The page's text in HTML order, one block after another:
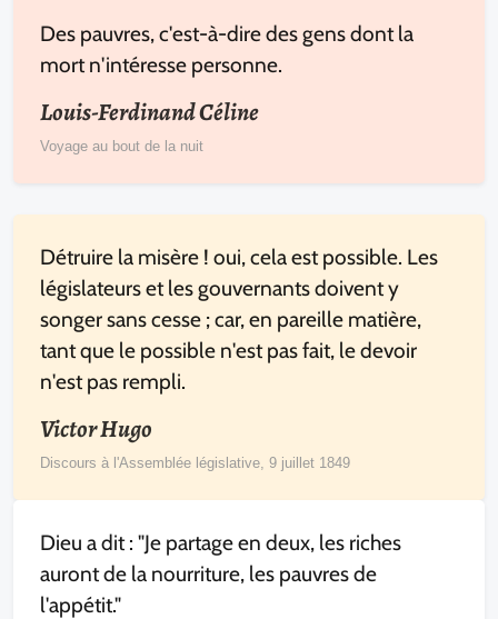
Des pauvres, c'est-à-dire des gens dont la
mort n'intéresse personne.
Louis-Ferdinand Céline
Voyage au bout de la nuit
Détruire la misère ! oui, cela est possible. Les
législateurs et les gouvernants doivent y
songer sans cesse ; car, en pareille matière,
tant que le possible n'est pas fait, le devoir
n'est pas rempli.
Victor Hugo
Discours à l'Assemblée législative, 9 juillet 1849
Dieu a dit : "Je partage en deux, les riches
auront de la nourriture, les pauvres de
l'appétit."